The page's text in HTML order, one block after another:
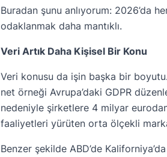
Buradan şunu anlıyorum: 2026’da
odaklanmak daha mantıklı.
Veri Artık Daha Kişisel Bir Konu
Veri konusu da işin başka bir
net örneği Avrupa’daki GDPR
nedeniyle şirketlere 4 milyar
faaliyetleri yürüten orta ölçekli
Benzer şekilde ABD’de